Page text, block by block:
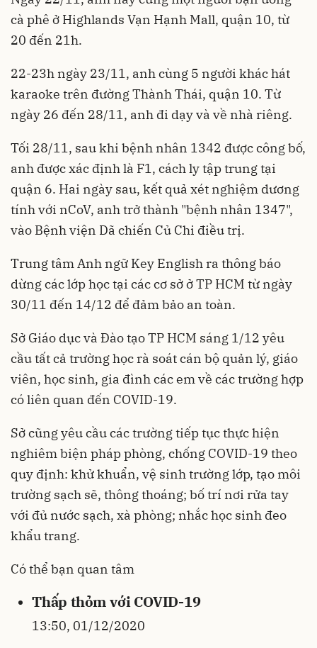
cà phê ở Highlands Vạn Hạnh Mall, quận 10, từ
20 đến 21h.
22-23h ngày 23/11, anh cùng 5 người khác hát
karaoke trên đường Thành Thái, quận 10. Từ
ngày 26 đến 28/11, anh đi dạy và về nhà riêng.
Tối 28/11, sau khi bệnh nhân 1342 được công bố,
anh được xác định là F1, cách ly tập trung tại
quận 6. Hai ngày sau, kết quả xét nghiệm dương
tính với nCoV, anh trở thành "bệnh nhân 1347",
vào Bệnh viện Dã chiến Củ Chi điều trị.
Trung tâm Anh ngữ Key English ra thông báo
dừng các lớp học tại các cơ sở ở TP HCM từ ngày
30/11 đến 14/12 để đảm bảo an toàn.
Sở Giáo dục và Đào tạo TP HCM sáng 1/12 yêu
cầu tất cả trường học rà soát cán bộ quản lý, giáo
viên, học sinh, gia đình các em về các trường hợp
có liên quan đến COVID-19.
Sở cũng yêu cầu các trường tiếp tục thực hiện
nghiêm biện pháp phòng, chống COVID-19 theo
quy định: khử khuẩn, vệ sinh trường lớp, tạo môi
trường sạch sẽ, thông thoáng; bố trí nơi rửa tay
với đủ nước sạch, xà phòng; nhắc học sinh đeo
khẩu trang.
Có thể bạn quan tâm
Thấp thỏm với COVID-19
13:50, 01/12/2020